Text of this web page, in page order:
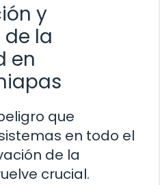
y
la
en
que
en todo el
de la
crucial.